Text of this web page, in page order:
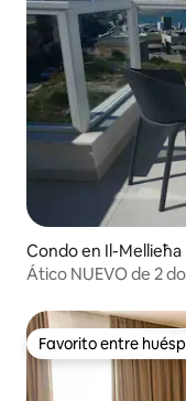
Condo en Il-Mellieħa
Ático NUEVO de 2
Favorito entre
Favorito entre